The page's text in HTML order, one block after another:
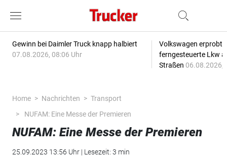
Gewinn bei Daimler Truck knapp halbiert
07.08.2026, 08:06 Uhr
Volkswagen erprobt
ferngesteuerte Lkw
Straßen 06.08.2026,
Home Nachrichten
Transport
NUFAM: Eine Messe der Premieren
NUFAM: Eine Messe der Premieren
25.09.2023 13:56 Uhr | Lesezeit: 3 min